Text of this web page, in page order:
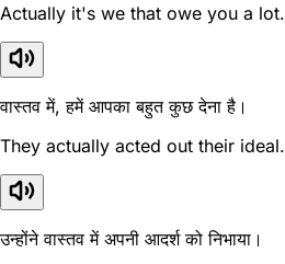
Actually it's we that owe you a lot.
वास्तव में, हमें आपका बहुत कुछ देना है।
They actually acted out their ideal.
उन्होंने वास्तव में अपनी आदर्श को निभाया।